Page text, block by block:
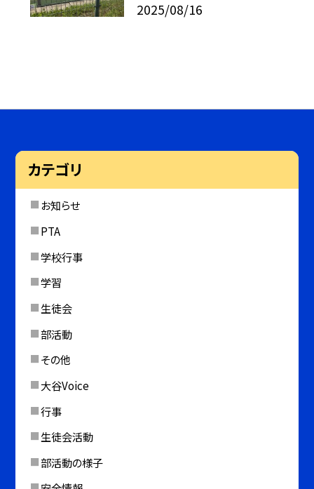
2025/08/16
カテゴリ
お知らせ
PTA
学校行事
学習
生徒会
部活動
その他
大谷Voice
行事
生徒会活動
部活動の様子